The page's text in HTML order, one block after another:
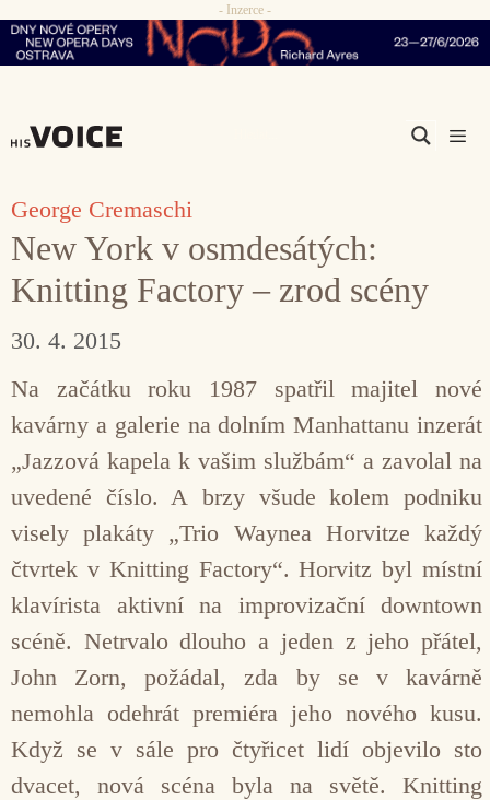
Přeskočit
na
- Inzerce -
George Cremaschi
New York v osmdesátých:
Knitting Factory – zrod scény
30. 4. 2015
Na začátku roku 1987 spatřil majitel nové
kavárny a galerie na dolním Manhattanu inzerát
„Jazzová kapela k vašim službám“ a zavolal na
uvedené číslo. A brzy všude kolem podniku
visely plakáty „Trio Waynea Horvitze každý
čtvrtek v Knitting Factory“. Horvitz byl místní
klavírista aktivní na improvizační downtown
scéně. Netrvalo dlouho a jeden z jeho přátel,
John Zorn, požádal, zda by se v kavárně
nemohla odehrát premiéra jeho nového kusu.
Když se v sále pro čtyřicet lidí objevilo sto
dvacet, nová scéna byla na světě. Knitting